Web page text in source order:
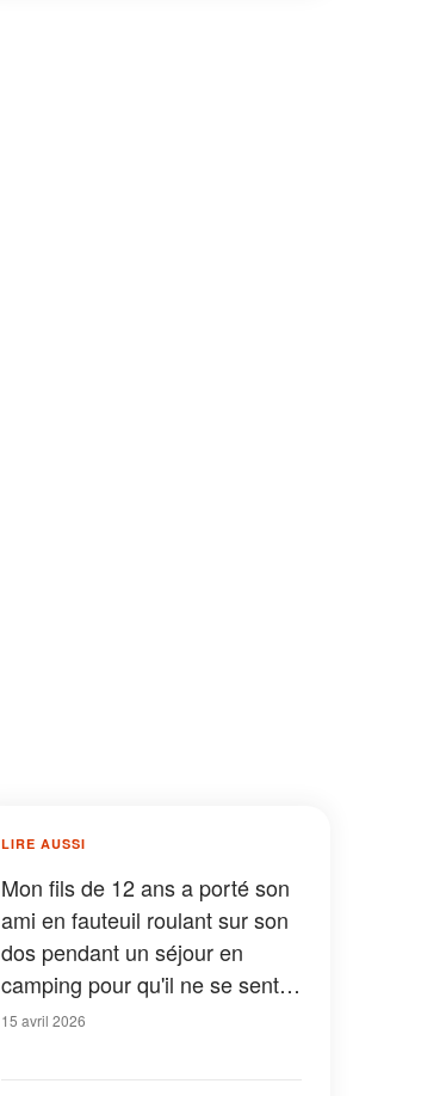
LIRE AUSSI
Mon fils de 12 ans a porté son
ami en fauteuil roulant sur son
dos pendant un séjour en
camping pour qu'il ne se sente
pas exclu – Le lendemain, le
15 avril 2026